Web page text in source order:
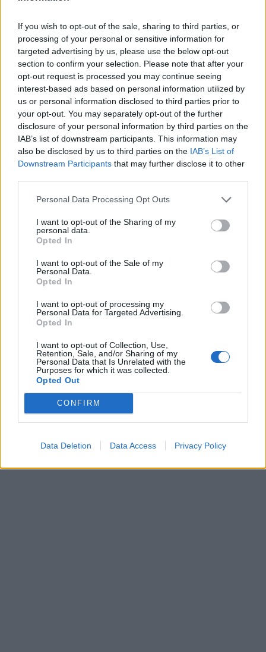
If you wish to opt-out of the sale, sharing to third parties, or
processing of your personal or sensitive information for
targeted advertising by us, please use the below opt-out
section to confirm your selection. Please note that after your
opt-out request is processed you may continue seeing
interest-based ads based on personal information utilized by
us or personal information disclosed to third parties prior to
your opt-out. You may separately opt-out of the further
disclosure of your personal information by third parties on the
IAB’s list of downstream participants. This information may
also be disclosed by us to third parties on the IAB’s List of
Downstream Participants that may further disclose it to other
Personal Data Processing Opt Outs
I want to opt-out of the Sharing of my
personal data.
Opted In
I want to opt-out of the Sale of my
Personal Data.
Opted In
I want to opt-out of processing my
Personal Data for Targeted Advertising.
Opted In
I want to opt-out of Collection, Use,
Retention, Sale, and/or Sharing of my
Personal Data that Is Unrelated with the
Purposes for which it was collected.
Opted Out
CONFIRM
Data Deletion Data Access Privacy Policy
αυτό – και, πόσο μάλλον, ο τερματισμός και η
διάκριση – είναι ένα κατόρθωμα!!
Ένα κατόρθωμα που γεμίζει υπερηφάνεια όχι
μόνο αυτόν ή αυτήν που το επιτυγχάνει, αλλά
και όλους εμάς που θα έχουμε την ευκαιρία να
το ζήσουμε από κοντά.
Με αυτές τις σκέψεις, και αφού βεβαίως
συγχαρώ και όλους όσους εργάστηκαν για την
επιτυχή διοργάνωση του φετινού Σπαρτάθλου,
εύχομαι υγεία στους αθλητές και τις αθλήτριες,
Είμαι κοντά σας ,συμμετέχω νοερά και ενισχύω
Όλοι οι Λάκωνες και οι Λάκαινες είμαστε δίπλα
Καλή δύναμη στην προσπάθειά σας καλή
Θα σας περιμένουμε στο άγαλμα του Λεωνίδα
για μια θριαμβευτική υποδοχή όπως σας αξίζει».